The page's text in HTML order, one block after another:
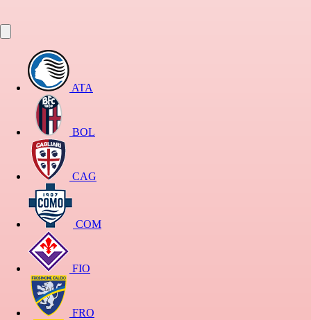
ATA
BOL
CAG
COM
FIO
FRO